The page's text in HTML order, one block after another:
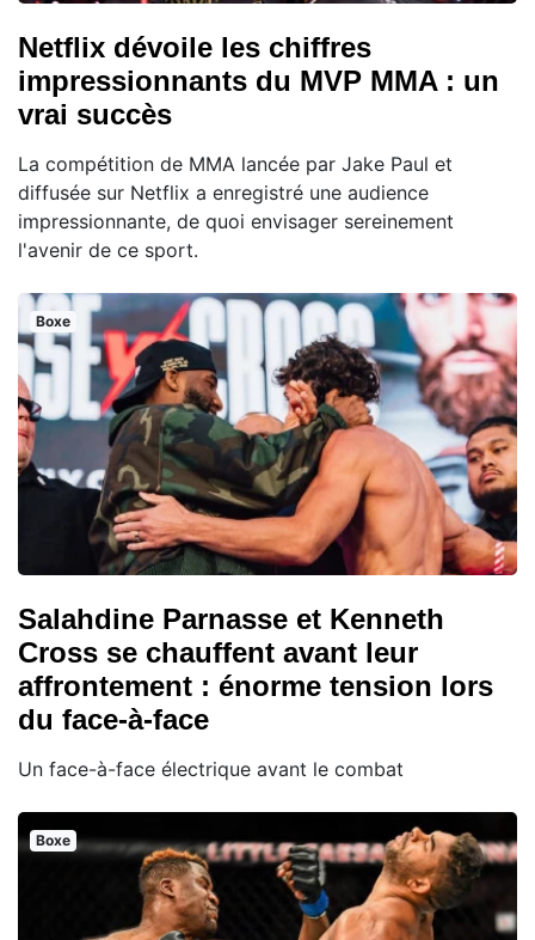
Netflix dévoile les chiffres
impressionnants du MVP MMA : un
vrai succès
La compétition de MMA lancée par Jake Paul et
diffusée sur Netflix a enregistré une audience
impressionnante, de quoi envisager sereinement
l'avenir de ce sport.
Boxe
Salahdine Parnasse et Kenneth
Cross se chauffent avant leur
affrontement : énorme tension lors
du face-à-face
Un face-à-face électrique avant le combat
Boxe